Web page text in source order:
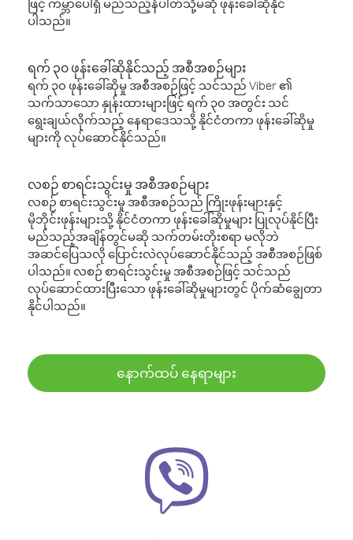
ဖြင့် ကမ္ဘာပေါ်ရှိ မည်သည့်နံပါတ်သို့မဆို ဖုန်းခေါ်ဆိုနိုင်
ပါသည်။
ရက် ၃၀ ဖုန်းခေါ်ဆိုနိုင်သည့် အစီအစဉ်များ
ရက် ၃၀ ဖုန်းခေါ်ဆိုမှု အစီအစဉ်ဖြင့် သင်သည် Viber ၏
သက်သာသော နှုန်းထားများဖြင့် ရက် ၃၀ အတွင်း သင်
ရွေးချယ်လိုက်သည့် နေရာဒေသသို့ နိုင်ငံတကာ ဖုန်းခေါ်ဆိုမှု
များကို လုပ်ဆောင်နိုင်သည်။
လစဉ် စာရင်းသွင်းမှု အစီအစဉ်များ
လစဉ် စာရင်းသွင်းမှု အစီအစဉ်သည် ကြိုးဖုန်းများနှင့်
မိုဘိုင်းဖုန်းများသို့ နိုင်ငံတကာ ဖုန်းခေါ်ဆိုမှုများ ပြုလုပ်နိုင်ပြီး
မည်သည့်အချိန်တွင်မဆို သက်တမ်းတိုးစရာ မလိုဘဲ
အဆင်ပြေသလို ပြောင်းလဲလုပ်ဆောင်နိုင်သည့် အစီအစဉ်ဖြစ်
ပါသည်။ လစဉ် စာရင်းသွင်းမှု အစီအစဉ်ဖြင့် သင်သည်
လုပ်ဆောင်ထားပြီးသော ဖုန်းခေါ်ဆိုမှုများတွင် ပိုက်ဆံချွေတာ
နိုင်ပါသည်။
နောက်ထပ် နေရာများ